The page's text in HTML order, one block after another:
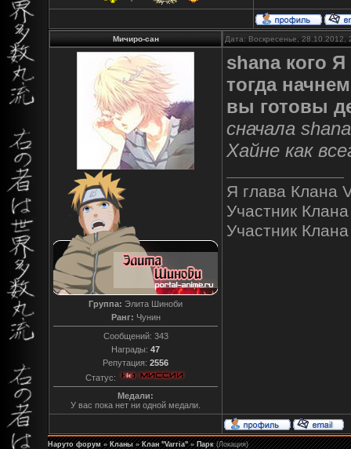
Мичиро-сан Дата: Воскресенье,
Группа: Элита Шиноби
Ранг: Чунин
Сообщений: 343
Награды: 47
Репутация: 2556
Статус:
Медали:
У вас пока нет ни одной медали.
shana кого
тогда начнем
вы готовы
сначала
Хайне как
Я глава Клана
Участник
Участник
Наруто форум » Кланы » Клан "Varria" » Парк (Локация)